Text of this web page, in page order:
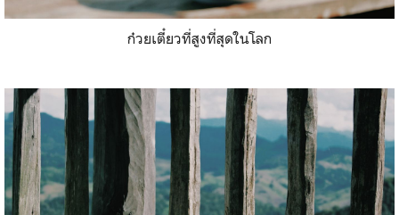
ก๋วยเตี๋ยวที่สูงที่สุดในโลก